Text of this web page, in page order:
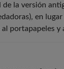
de la versión
en
portapapeles